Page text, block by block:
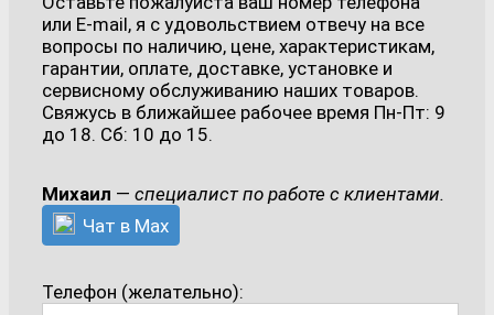
или E-mail, я с удовольствием отвечу на все
вопросы по наличию, цене, характеристикам,
гарантии, оплате, доставке, установке и
сервисному обслуживанию наших товаров.
Свяжусь в ближайшее рабочее время Пн-Пт: 9
до 18. Сб: 10 до 15.
Михаил — специалист по работе с клиентами.
Чат в Max
Телефон (желательно):